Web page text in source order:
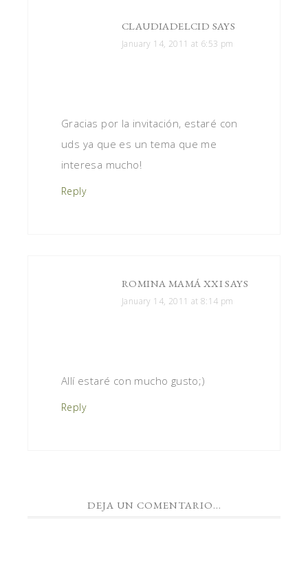
CLAUDIADELCID SAYS
January 14, 2011 at 6:53 pm
Gracias por la invitación, estaré con
uds ya que es un tema que me
interesa mucho!
Reply
ROMINA MAMÁ XXISAYS
January 14, 2011 at 8:14 pm
Allí estaré con mucho gusto;)
Reply
DEJA UN COMENTARIO...